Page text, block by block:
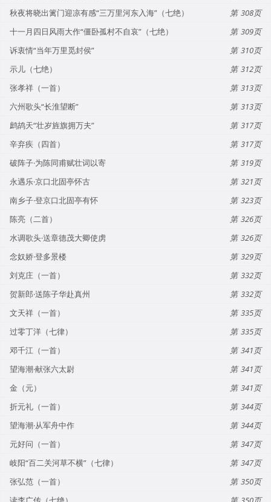
秋夜将晓出篱门迎凉有感“三万里河东入海”（七绝）
308
十一月四日风雨大作“僵卧孤村不自哀”（七绝）
309
诉衷情“当年万里觅封侯”
310
示儿（七绝）
312
张孝祥（一首）
313
六州歌头“长淮望断”
313
鹧鸪天“壮岁旌旗拥万夫”
317
辛弃疾（四首）
317
破阵子·为陈同甫赋壮词以寄
319
永遇乐·京口北固亭怀古
321
南乡子·登京口北固亭有怀
323
陈亮（二首）
326
水调歌头·送章德茂大卿使虏
326
念奴娇·登多景楼
329
刘克庄（一首）
332
贺新郎·送陈子华赴真州
332
文天祥（一首）
335
过零丁洋（七律）
335
邓千江（一首）
341
望海潮·献张六太尉
341
金（元）
341
折元礼（一首）
344
望海潮·从军舟中作
344
元好问（一首）
347
岐阳“百二关河草不横”（七律）
347
张弘范（一首）
350